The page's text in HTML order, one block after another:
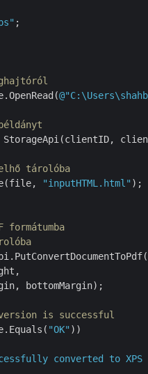
;
tárolóba
"inputHTML.html" );
bottomMargin);
is successful
"OK" ))
converted to